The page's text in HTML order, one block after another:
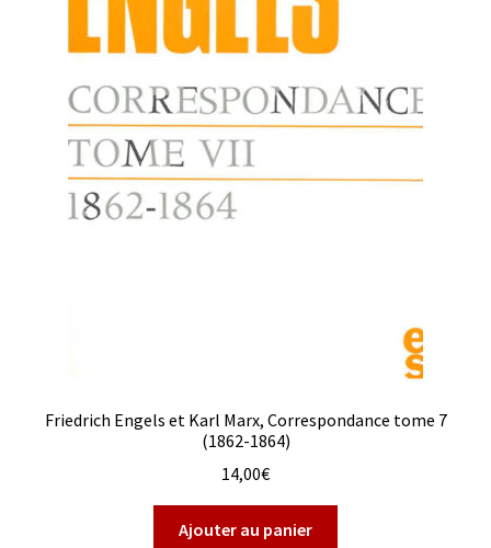
Friedrich Engels et Karl Marx, Correspondance tome 7
(1862-1864)
14,00€
Ajouter au panier